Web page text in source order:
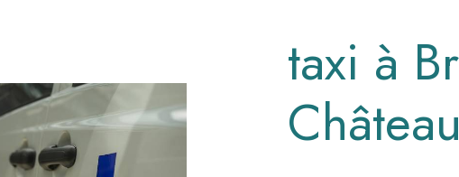
taxi à
Château